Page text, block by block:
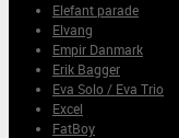
Elefant parade
Elvang
Empir Danmark
Erik Bagger
Eva Solo / Eva Trio
Excel
FatBoy